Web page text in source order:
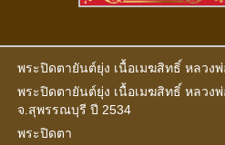
พระปิดตายันต์ยุ่ง เนื้อเมฆสิทธิ์ หลวง
พระปิดตายันต์ยุ่ง เนื้อเมฆสิทธิ์ หลวง
จ.สุพรรณบุรี ปี 2534
พระปิดตา